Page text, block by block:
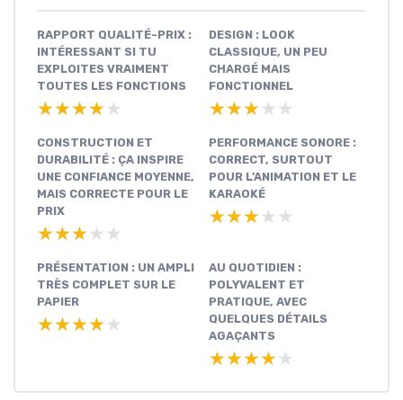
RAPPORT QUALITÉ-PRIX :
INTÉRESSANT SI TU
EXPLOITES VRAIMENT
TOUTES LES FONCTIONS
★★★★★
★★★★★
DESIGN : LOOK
CLASSIQUE, UN PEU
CHARGÉ MAIS
FONCTIONNEL
★★★★★
★★★★★
CONSTRUCTION ET
DURABILITÉ : ÇA INSPIRE
UNE CONFIANCE MOYENNE,
MAIS CORRECTE POUR LE
PRIX
★★★★★
★★★★★
PERFORMANCE SONORE :
CORRECT, SURTOUT
POUR L’ANIMATION ET LE
KARAOKÉ
★★★★★
★★★★★
PRÉSENTATION : UN AMPLI
TRÈS COMPLET SUR LE
PAPIER
★★★★★
★★★★★
AU QUOTIDIEN :
POLYVALENT ET
PRATIQUE, AVEC
QUELQUES DÉTAILS
AGAÇANTS
★★★★★
★★★★★